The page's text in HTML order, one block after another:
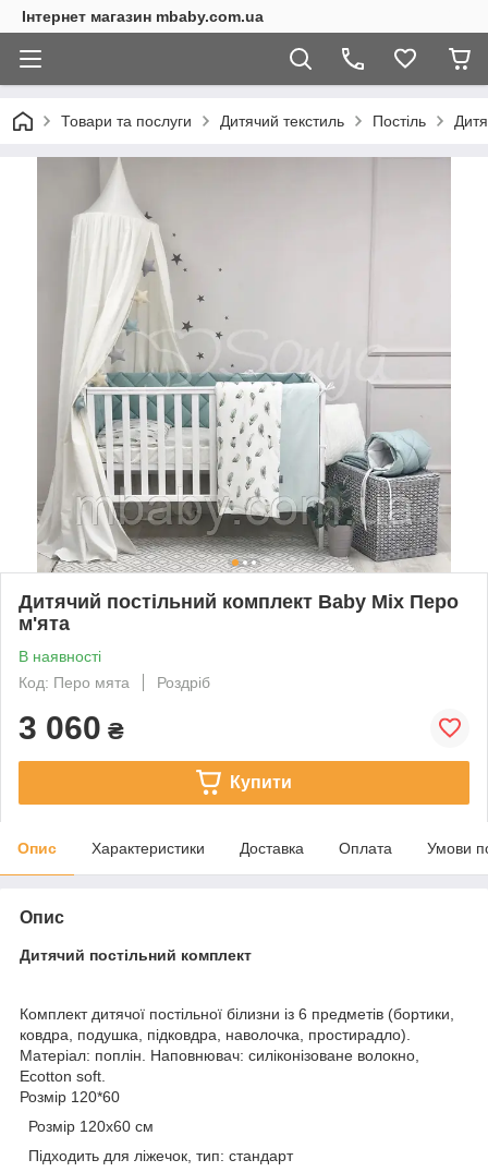
Інтернет магазин mbaby.com.ua
Товари та послуги Дитячий текстиль Постіль
Дитячий постільний комплект Baby Mix Перо
м'ята
В наявності
Код: Перо мята
Роздріб
3 060 ₴
Купити
Опис Характеристики Доставка Оплата Умови
Опис
Дитячий постільний комплект
Комплект дитячої постільної білизни із 6 предметів (бортики,
ковдра, подушка, підковдра, наволочка, простирадло).
Матеріал: поплін. Наповнювач: силіконізоване волокно,
Ecotton soft.
Розмір 120*60
Розмір 120х60 см
Підходить для ліжечок, тип: стандарт